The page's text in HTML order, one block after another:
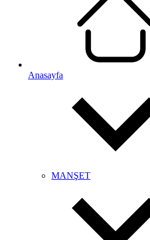
Anasayfa
MANŞET